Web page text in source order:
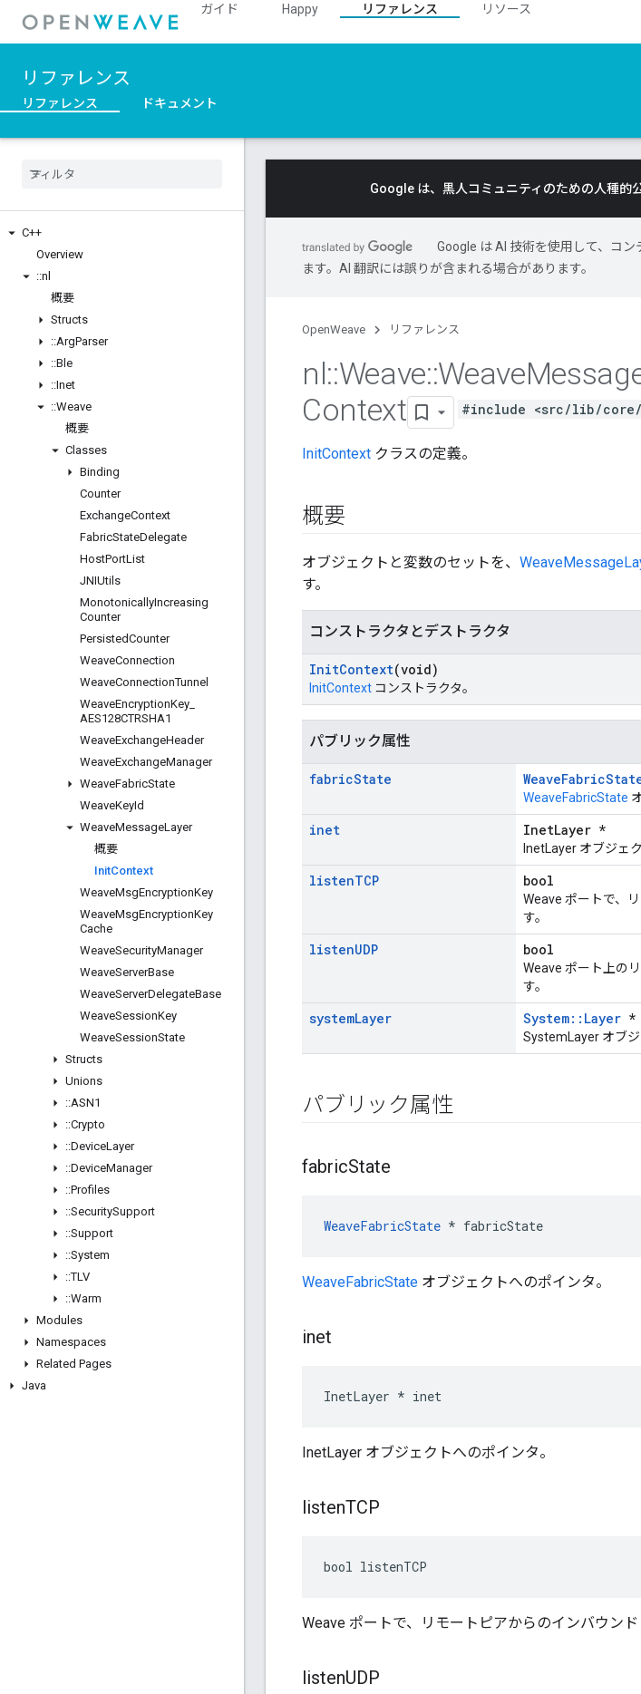
ガイド Happy リファレンス
リソース
リファレンス
リファレンス ドキュメント
C++
Overview
::nl
概要
Structs
::ArgParser
::Ble
::Inet
::Weave
概要
Classes
Binding
Counter
ExchangeContext
FabricStateDelegate
HostPortList
JNIUtils
MonotonicallyIncreasing
Counter
PersistedCounter
WeaveConnection
WeaveConnectionTunnel
WeaveEncryptionKey
AES128CTRSHA1
WeaveExchangeHeader
WeaveExchangeManager
WeaveFabricState
WeaveKeyId
WeaveMessageLayer
概要
InitContext
WeaveMsgEncryptionKey
WeaveMsgEncryptionKey
Cache
WeaveSecurityManager
WeaveServerBase
WeaveServerDelegateBase
WeaveSessionKey
WeaveSessionState
Structs
Unions
::ASN1
::Crypto
::DeviceLayer
::DeviceManager
::Profiles
::SecuritySupport
::Support
::System
::TLV
::Warm
Modules
Namespaces
Related Pages
Java
Google は、黒人コミュニティのための人種的
Google は AI 技術を使用して、コ
ます。AI 翻訳には誤りが含まれる場合があります。
OpenWeave リファレンス
nl::Weave::Weave
Context
#include <src/lib/core/
InitContext クラスの定義。
概要
オブジェクトと変数のセットを、
す。
コンストラクタとデストラクタ
InitContext(void)
InitContext コンストラクタ。
パブリック属性
fabricState
WeaveFabricState
inet InetLayer *
InetLayer オブジェ
listenTCP bool
Weave ポートで、
す。
listenUDP bool
Weave ポート上の
す。
systemLayer System::Layer *
SystemLayer オブジ
パブリック属性
fabricState
WeaveFabricState * fabricState
WeaveFabricState オブジェクトへのポインタ。
inet
InetLayer * inet
InetLayer オブジェクトへのポインタ。
listenTCP
bool listenTCP
Weave ポートで、リモートピアからのインバウンド
listenUDP